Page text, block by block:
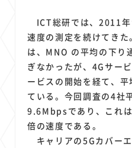
ICT総研では、2011年
速度の測定を続けてき
は、MNO の平均の下
ぎなかったが、4Gサー
ービスの開始を経て、
ている。今回調査の4社
9.6Mbpsであり、これ
倍の速度である。
キャリアの5Gカバー